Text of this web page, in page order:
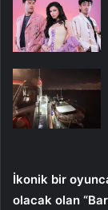
İkonik bir
olacak olan